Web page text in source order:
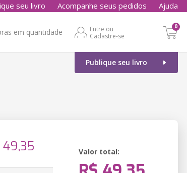
seu livro Acompanhe seus pedidos Ajuda
em quantidade
Entre ou
Cadastre-se
0
Publique seu livro
49,35 Valor total: